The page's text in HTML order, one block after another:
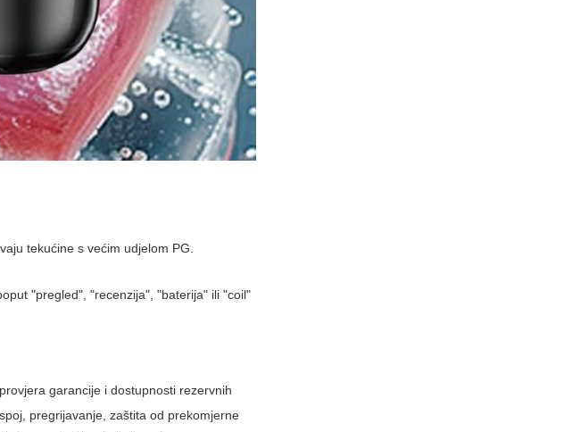
tekućine s većim udjelom PG.
"pregled", "recenzija", "baterija" ili "coil"
garancije i dostupnosti rezervnih
pregrijavanje, zaštita od prekomjerne